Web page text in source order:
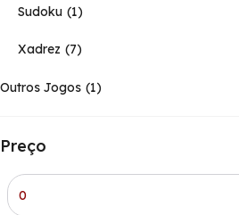
Sudoku 1
Xadrez 7
Outros Jogos 1
Preço